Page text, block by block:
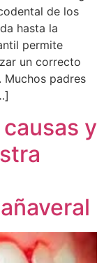
de los
hasta la
permite
un correcto
padres
y